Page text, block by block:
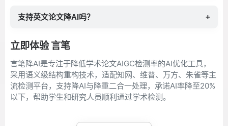
支持英文论文降AI吗？ +
立即体验 言笔
言笔降AI是专注于降低学术论文AIGC检测率的AI优化工具，
采用语义级结构重构技术，适配知网、维普、万方、朱雀等主
流检测平台，支持降AI与降重二合一处理，承诺AI率降至20%
以下，帮助学生和研究人员顺利通过学术检测。